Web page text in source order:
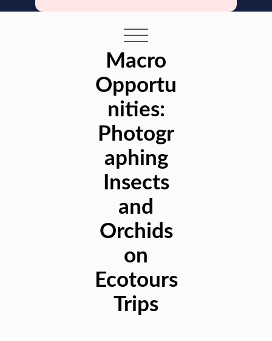
Macro
Opportu
nities:
Photogr
aphing
Insects
and
Orchids
on
Ecotours
Trips